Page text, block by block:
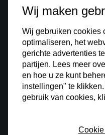
Stay up to date
hoogte van alle acties.
Wij maken
Wij gebruiken cookies
optimaliseren, het
gerichte advertenties
partijen. Lees meer
en hoe u ze kunt
instellingen" te
gebruik van cookies,